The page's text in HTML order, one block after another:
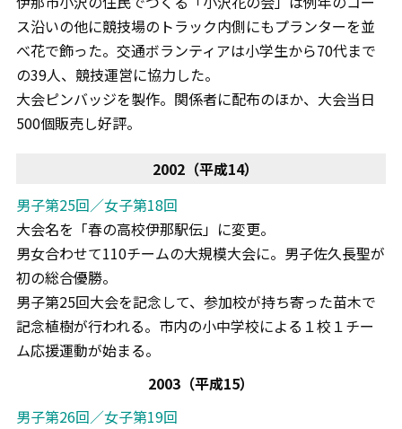
ス沿いの他に競技場のトラック内側にもプランターを並
べ花で飾った。交通ボランティアは小学生から70代まで
の39人、競技運営に協力した。
大会ピンバッジを製作。関係者に配布のほか、大会当日
500個販売し好評。
2002（平成14）
男子第25回／女子第18回
大会名を「春の高校伊那駅伝」に変更。
男女合わせて110チームの大規模大会に。男子佐久長聖が
初の総合優勝。
男子第25回大会を記念して、参加校が持ち寄った苗木で
記念植樹が行われる。市内の小中学校による１校１チー
ム応援運動が始まる。
2003（平成15）
男子第26回／女子第19回